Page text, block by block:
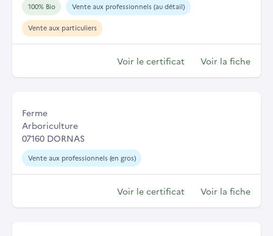
100% Bio Vente aux professionnels (au détail)
Vente aux particuliers
Voir le certificat Voir la fiche
Ferme
Arboriculture
07160 DORNAS
Vente aux professionnels (en gros)
Voir le certificat Voir la fiche